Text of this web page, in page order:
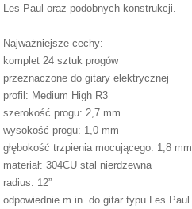
Les Paul oraz podobnych konstrukcji.
Najważniejsze cechy:
komplet 24 sztuk progów
przeznaczone do gitary elektrycznej
profil: Medium High R3
szerokość progu: 2,7 mm
wysokość progu: 1,0 mm
głębokość trzpienia mocującego: 1,8 mm
materiał: 304CU stal nierdzewna
radius: 12”
odpowiednie m.in. do gitar typu Les Paul